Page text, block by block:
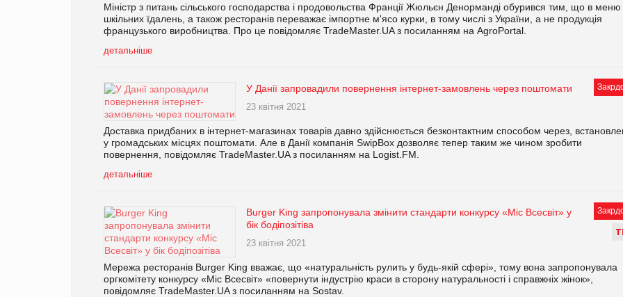
Міністр з питань сільського господарства і продовольства Франції Жюльєн Денорманді обурився тим, що в меню
шкільних їдалень, а також ресторанів переважає імпортне м'ясо курки, в тому числі з України, а не продукція
французького виробництва. Про це повідомляє TradeMaster.UA з посиланням на AgroPortal.
детальніше
У Данії запровадили повернення інтернет-замовлень через поштомати
23 квітня 2021
Доставка придбаних в інтернет-магазинах товарів давно здійснюється безконтактним способом через,
у громадських місцях поштомати. Але в Данії компанія SwipBox дозволяє тепер таким же чином зробити
повернення, повідомляє TradeMaster.UA з посиланням на Logist.FM.
детальніше
Т
Burger King запропонувала змінити стандарти конкурсу «Міс Всесвіт» у
бік бодіпозітіва
23 квітня 2021
Мережа ресторанів Burger King вважає, що «натуральність рулить у будь-якій сфері», тому вона запропонувала
оргкомітету конкурсу «Міс Всесвіт» «повернути індустрію краси в сторону натуральності і справжніх жінок»,
повідомляє TradeMaster.UA з посиланням на Sostav.